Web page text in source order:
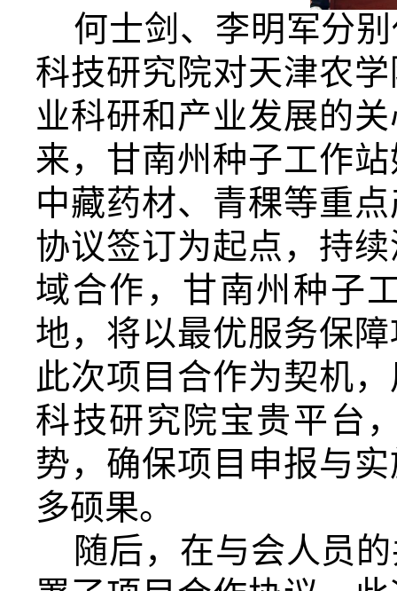
何士剑、李明军分
科技研究院对天津农
业科研和产业发展的
来，甘南州种子工作站
中藏药材、青稞等重
协议签订为起点，持
域合作 ， 甘南州种子
地，将以最优服务保
此次项目合作为契机
科技研究院宝贵平台
势， 确保项目申报与
多硕果。
随后，在与会人员